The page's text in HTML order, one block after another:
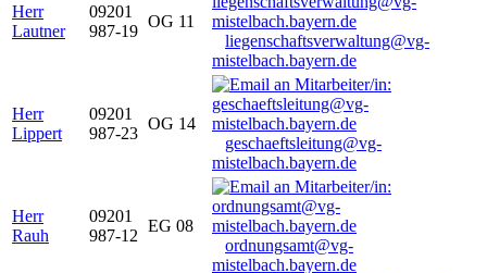
Herr
Lautner
09201
987-19
OG 11
liegenschaftsverwaltung@vg-
mistelbach.bayern.de
Herr
Lippert
09201
987-23
OG 14
geschaeftsleitung@vg-
mistelbach.bayern.de
Herr
Rauh
09201
987-12
EG 08
ordnungsamt@vg-
mistelbach.bayern.de